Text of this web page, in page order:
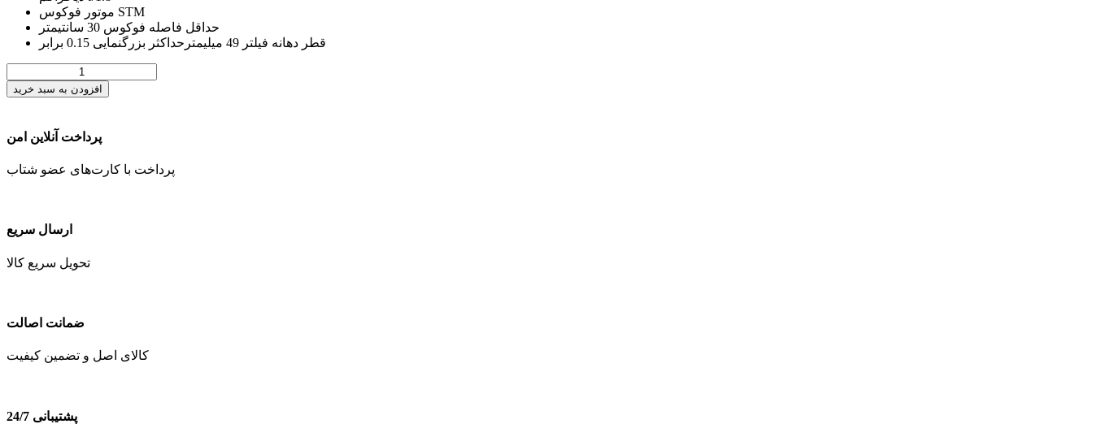
موتور فوکوس STM
حداقل فاصله فوکوس 30 سانتیمتر
قطر دهانه فیلتر 49 میلیمترحداکثر بزرگنمایی 0.15 برابر
افزودن به سبد خرید
پرداخت آنلاین امن
پرداخت با کارت‌های عضو شتاب
ارسال سریع
تحویل سریع کالا
ضمانت اصالت
کالای اصل و تضمین کیفیت
پشتیبانی 24/7